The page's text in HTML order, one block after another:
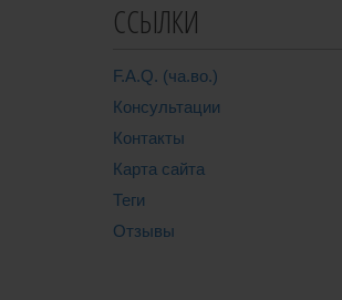
ССЫЛКИ
F.A.Q. (ча.во.)
Консультации
Контакты
Карта сайта
Теги
Отзывы